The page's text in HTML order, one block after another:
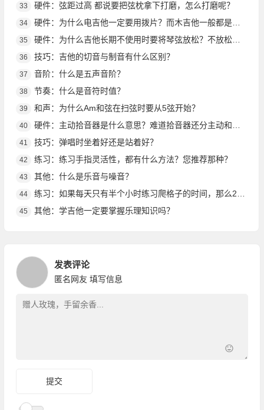
33 硬件：弦距过高 都说要把弦枕拿下打磨，怎么打磨呢？
34 硬件：为什么电吉他一定要用拨片？而木吉他一般都是用手指？
35 硬件：为什么吉他长期不使用时要将琴弦放松？不放松的话对吉他会有什么伤害吗？
36 技巧：吉他的切音与制音有什么区别？
37 音阶：什么是五声音阶？
38 节奏：什么是音符时值？
39 和声：为什么Am和弦在扫弦时要从5弦开始？
40 硬件：主动拾音器是什么意思？难道拾音器还分主动和被动吗？
41 技巧：弹唱时坐着好还是站着好？
42 练习：练习手指灵活性，都有什么方法？您推荐那种？
43 其他：什么是乐音与噪音？
44 练习：如果每天只有半个小时练习爬格子的时间，那么24种爬格子指法如何安排练习呢?
45 其他：学吉他一定要掌握乐理知识吗？
发表评论
匿名网友 填写信息